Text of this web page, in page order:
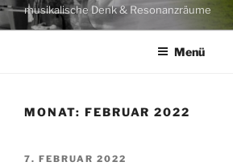
musikalische Denk & Resonanzräume
Menü
MONAT: FEBRUAR 2022
VERÖFFENTLICHT
7. FEBRUAR 2022